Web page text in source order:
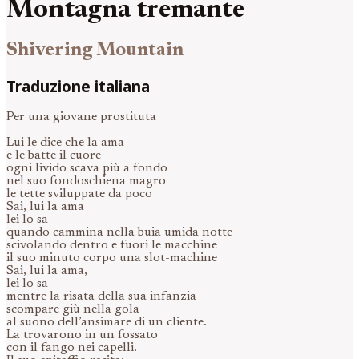
Montagna tremante
Shivering Mountain
Traduzione italiana
Per una giovane prostituta
Lui le dice che la ama
e le batte il cuore
ogni livido scava più a fondo
nel suo fondoschiena magro
le tette sviluppate da poco
Sai, lui la ama
lei lo sa
quando cammina nella buia umida notte
scivolando dentro e fuori le macchine
il suo minuto corpo una slot-machine
Sai, lui la ama,
lei lo sa
mentre la risata della sua infanzia
scompare giù nella gola
al suono dell’ansimare di un cliente.
La trovarono in un fossato
con il fango nei capelli.